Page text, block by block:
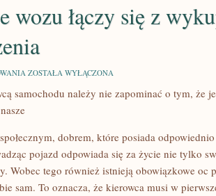
wozu łączy się z
POSIADANIE
ŁĄCZY
UBEZPIECZENIA
ZOSTAŁA WYŁĄCZONA
samochodu należy nie zapominać o tym, że
dobrem, które posiada
pojazd odpowiada się za życie nie tylko
Wobec tego również istnieją obowiązkowe oc
sam. To oznacza, że kierowca musi w